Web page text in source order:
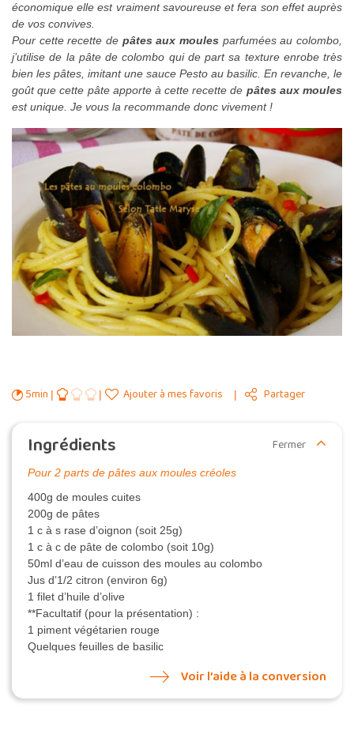
économique elle est vraiment savoureuse et fera son effet auprès
de vos convives.
Pour cette recette de pâtes aux moules parfumées au colombo,
j’utilise de la pâte de colombo qui de part sa texture enrobe très
bien les pâtes, imitant une sauce Pesto au basilic. En revanche, le
goût que cette pâte apporte à cette recette de pâtes aux moules
est unique. Je vous la recommande donc vivement !
5min Ajouter à mes favoris Partager
Ingrédients Fermer
Pour 2 parts de pâtes aux moules créoles
400g de moules cuites
200g de pâtes
1 c à s rase d’oignon (soit 25g)
1 c à c de pâte de colombo (soit 10g)
50ml d’eau de cuisson des moules au colombo
Jus d’1/2 citron (environ 6g)
1 filet d’huile d’olive
**Facultatif (pour la présentation) :
1 piment végétarien rouge
Quelques feuilles de basilic
Voir l’aide à la conversion